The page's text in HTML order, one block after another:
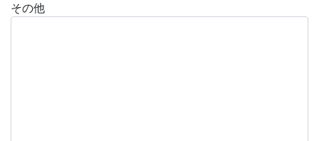
その他